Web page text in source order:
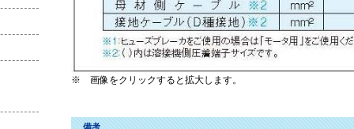
※ 画像をクリックすると拡大します。
備考